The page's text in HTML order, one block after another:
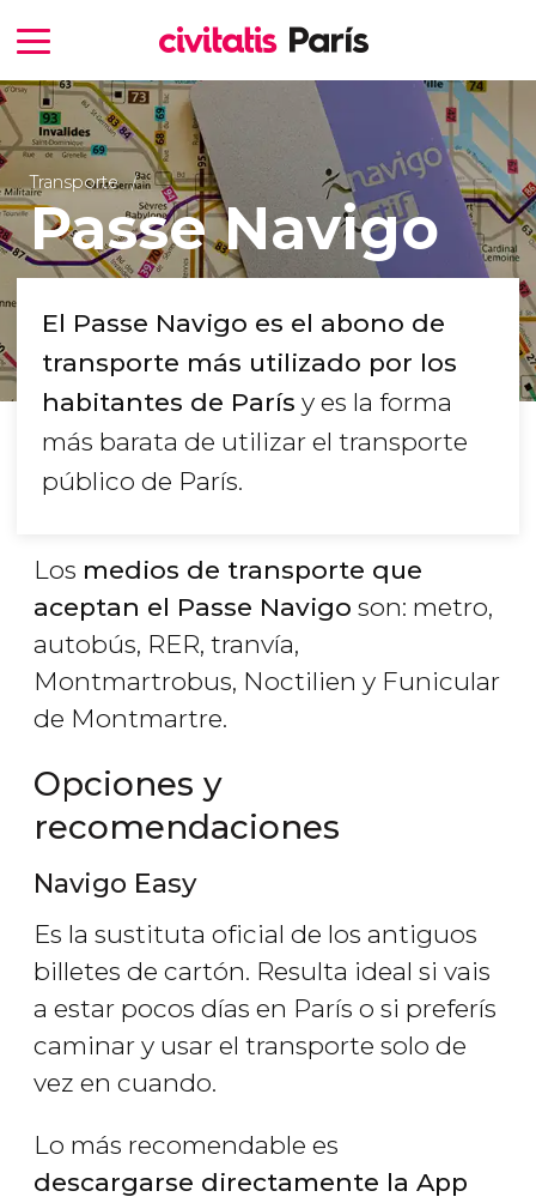
Transporte
Passe Navigo
El Passe Navigo es el abono de
transporte más utilizado por los
habitantes de París y es la forma
más barata de utilizar el transporte
público de París.
Los medios de transporte que
aceptan el Passe Navigo son: metro,
autobús, RER, tranvía,
Montmartrobus, Noctilien y Funicular
de Montmartre.
Opciones y
recomendaciones
Navigo Easy
Es la sustituta oficial de los antiguos
billetes de cartón. Resulta ideal si vais
a estar pocos días en París o si preferís
caminar y usar el transporte solo de
vez en cuando.
Lo más recomendable es
descargarse directamente la App